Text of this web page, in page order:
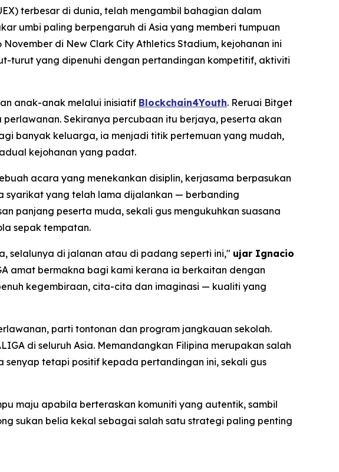
terbesar di dunia, telah mengambil bahagian dalam
umbi paling berpengaruh di Asia yang memberi tumpuan
di New Clark City Athletics Stadium, kejohanan ini
turut yang dipenuhi dengan pertandingan kompetitif, aktiviti
anak-anak melalui inisiatif Blockchain4Youth. Reruai Bitget
Sekiranya percubaan itu berjaya, peserta akan
banyak keluarga, ia menjadi titik pertemuan yang mudah,
kejohanan yang padat.
acara yang menekankan disiplin, kerjasama berpasukan
syarikat yang telah lama dijalankan — berbanding
panjang peserta muda, sekali gus mengukuhkan suasana
sepak tempatan.
selalunya di jalanan atau di padang seperti ini," ujar Ignacio
amat bermakna bagi kami kerana ia berkaitan dengan
kegembiraan, cita-cita dan imaginasi — kualiti yang
parti tontonan dan program jangkauan sekolah.
di seluruh Asia. Memandangkan Filipina merupakan salah
tetapi positif kepada pertandingan ini, sekali gus
maju apabila berteraskan komuniti yang autentik, sambil
sukan belia kekal sebagai salah satu strategi paling penting